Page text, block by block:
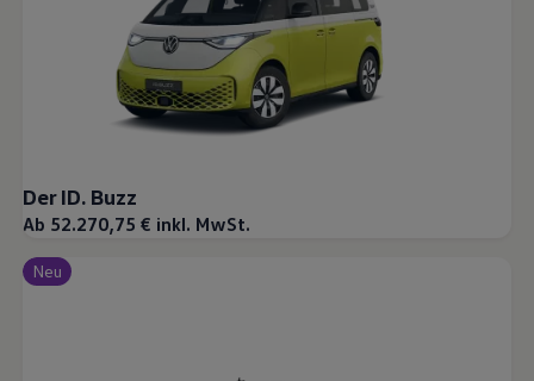
Der ID. Buzz
Ab 52.270,75 € inkl. MwSt.
Neu